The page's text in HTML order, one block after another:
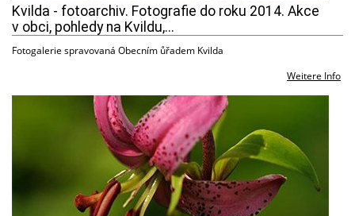
Kvilda - fotoarchiv. Fotografie do roku 2014. Akce
v obci, pohledy na Kvildu,...
Fotogalerie spravovaná Obecním ůřadem Kvilda
Weitere Info